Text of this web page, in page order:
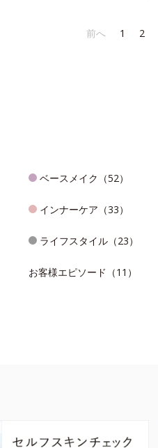
前へ 1 2
ベースメイク（52）
インナーケア（33）
ライフスタイル（23）
お客様エピソード（11）